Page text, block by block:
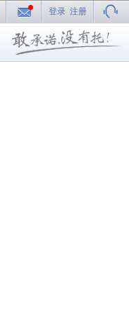
登录 注册